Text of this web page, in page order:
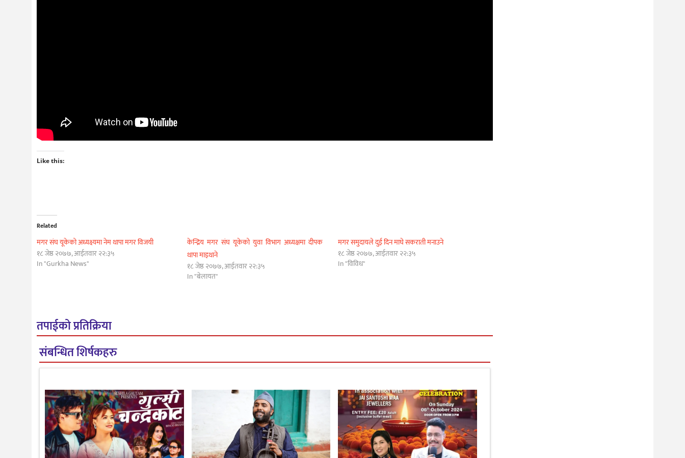
Like this:
Related
मगर संघ यूकेको अध्यक्ष्यमा नेम थापा मगर विजयी
१८ जेष्ठ २०७७, आईतवार २२:३५
In "Gurkha News"
केन्द्रिय मगर संघ यूकेको युवा विभाग अध्यक्षमा दीपक
थापा माइथाने
१८ जेष्ठ २०७७, आईतवार २२:३५
In "बेलायत"
मगर समुदायले दुई दिन माघे सकराती मनाउने
१८ जेष्ठ २०७७, आईतवार २२:३५
In "विविध"
तपाईको प्रतिक्रिया
संबन्धित शिर्षकहरु